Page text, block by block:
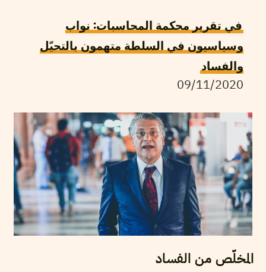
في تقرير محكمة المحاسبات: نواب
وسياسيون في السلطة متهمون بالتحيّل
والفساد
09/11/2020
المخلّص من الفساد